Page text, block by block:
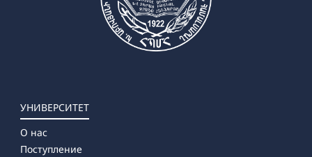
УНИВЕРСИТЕТ
О нас
Поступление